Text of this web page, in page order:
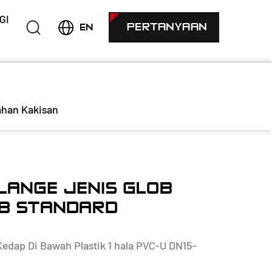
EN PERTANYAAN
Kakisan
JENIS GLOB
STANDARD
Di Bawah Plastik 1 hala PVC-U DN15-